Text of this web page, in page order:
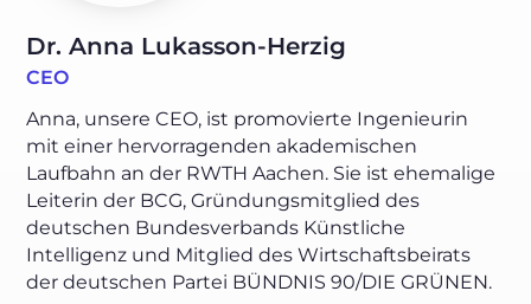
Dr. Anna Lukasson-Herzig
CEO
Anna, unsere CEO, ist promovierte Ingenieurin
mit einer hervorragenden akademischen
Laufbahn an der RWTH Aachen. Sie ist ehemalige
Leiterin der BCG, Gründungsmitglied des
deutschen Bundesverbands Künstliche
Intelligenz und Mitglied des Wirtschaftsbeirats
der deutschen Partei BÜNDNIS 90/DIE GRÜNEN.